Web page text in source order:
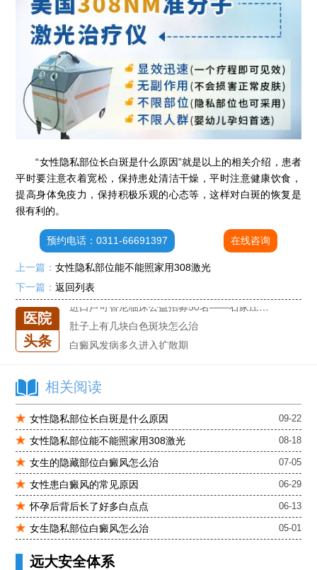
“女性隐私部位长白斑是什么原因”就是以上的相关介绍，患者
平时要注意衣着宽松，保持患处清洁干燥，平时注意健康饮食，
提高身体免疫力，保持积极乐观的心态等，这样对白斑的恢复是
很有利的。
预约电话：0311-66691397 在线咨询
上一篇：女性隐私部位能不能照家用308激光
下一篇：返回列表
医院
头条
治疗白癜风便宜的医院
进口芦可替尼临床公益招募50名——石家庄远大第5届青少年白癜风复色夏令营启动
石家庄远大中医皮肤医院怎么样
石家庄专治白斑医院
治疗白癜风便宜的医院
各种白斑的图片
肚子上有几块白色斑块怎么治
相关阅读
女性隐私部位长白斑是什么原因 09-22
女性隐私部位能不能照家用308激光 08-18
女生的隐藏部位白癜风怎么治 07-05
女性患白癜风的常见原因 06-29
怀孕后背后长了好多白点点 06-13
女生隐私部位白癜风怎么治 05-01
远大安全体系